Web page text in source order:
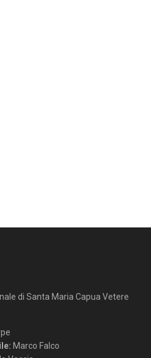
di Santa Maria Capua Vetere
Marco Falco